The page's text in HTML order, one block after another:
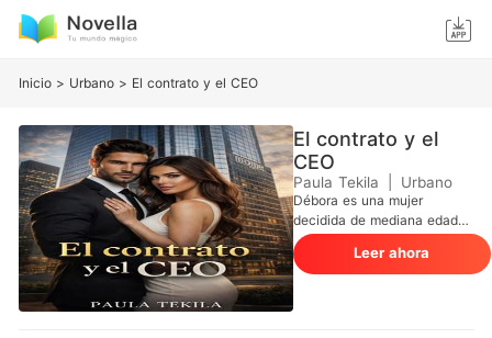
Inicio > Urbano > El contrato y el CEO
El contrato y el
CEO
Paula Tekila Urbano
Débora es una mujer
decidida de mediana edad
que está en la cima de la
vida profesional, después de
un abrupto cambio de
Leer ahora